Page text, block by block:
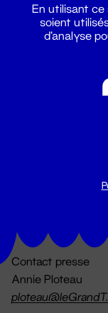
Du lundi au
Contact presse
Annie Ploteau
En utilisant ce
soient
d'analyse